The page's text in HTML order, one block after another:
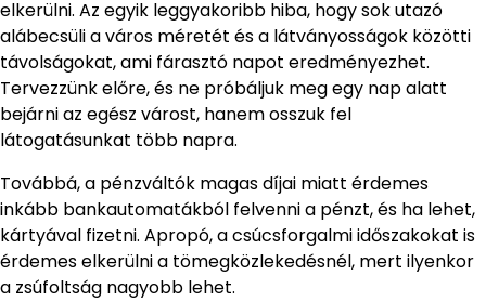
elkerülni. Az egyik leggyakoribb hiba, hogy sok utazó
alábecsüli a város méretét és a látványosságok közötti
távolságokat, ami fárasztó napot eredményezhet.
Tervezzünk előre, és ne próbáljuk meg egy nap alatt
bejárni az egész várost, hanem osszuk fel
látogatásunkat több napra.
Továbbá, a pénzváltók magas díjai miatt érdemes
inkább bankautomatákból felvenni a pénzt, és ha lehet,
kártyával fizetni. Apropó, a csúcsforgalmi időszakokat is
érdemes elkerülni a tömegközlekedésnél, mert ilyenkor
a zsúfoltság nagyobb lehet.